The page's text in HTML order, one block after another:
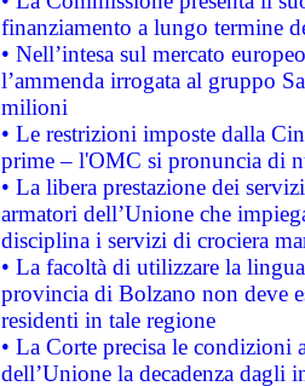
finanziamento a lungo termine
• Nell’intesa sul mercato
l’ammenda irrogata al gruppo
milioni
• Le restrizioni imposte dalla
prime – l'OMC si pronuncia di
• La libera prestazione dei
armatori dell’Unione che
disciplina i servizi di crociera
• La facoltà di utilizzare la
provincia di Bolzano non deve
residenti in tale regione
• La Corte precisa le
dell’Unione la decadenza dagli